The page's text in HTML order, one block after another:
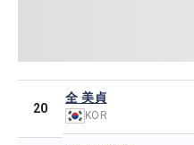
20
全 美貞
KOR